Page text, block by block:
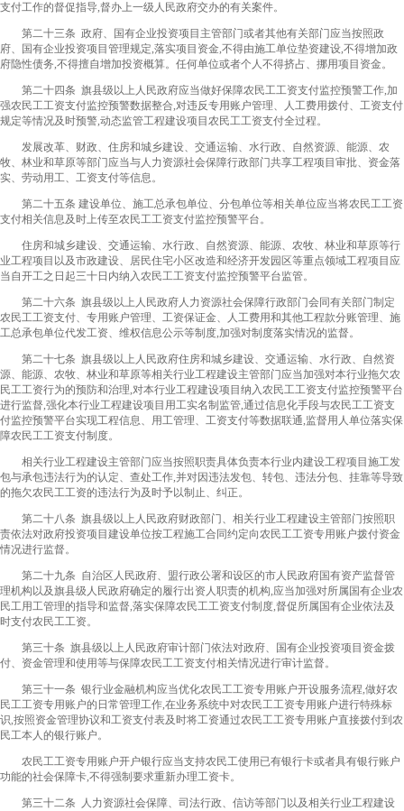
支付工作的督促指导,督办上一级人民政府交办的有关案件。
第二十三条 政府、国有企业投资项目主管部门或者其他有关部门应当按照政
府、国有企业投资项目管理规定,落实项目资金,不得由施工单位垫资建设,不得增加政
府隐性债务,不得擅自增加投资概算。任何单位或者个人不得挤占、挪用项目资金。
第二十四条 旗县级以上人民政府应当做好保障农民工工资支付监控预警工作,加
强农民工工资支付监控预警数据整合,对违反专用账户管理、人工费用拨付、工资支付
规定等情况及时预警,动态监管工程建设项目农民工工资支付全过程。
发展改革、财政、住房和城乡建设、交通运输、水行政、自然资源、能源、农
牧、林业和草原等部门应当与人力资源社会保障行政部门共享工程项目审批、资金落
实、劳动用工、工资支付等信息。
第二十五条 建设单位、施工总承包单位、分包单位等相关单位应当将农民工工资
支付相关信息及时上传至农民工工资支付监控预警平台。
住房和城乡建设、交通运输、水行政、自然资源、能源、农牧、林业和草原等行
业工程项目以及市政建设、居民住宅小区改造和经济开发园区等重点领域工程项目应
当自开工之日起三十日内纳入农民工工资支付监控预警平台监管。
第二十六条 旗县级以上人民政府人力资源社会保障行政部门会同有关部门制定
农民工工资支付、专用账户管理、工资保证金、人工费用和其他工程款分账管理、施
工总承包单位代发工资、维权信息公示等制度,加强对制度落实情况的监督。
第二十七条 旗县级以上人民政府住房和城乡建设、交通运输、水行政、自然资
源、能源、农牧、林业和草原等相关行业工程建设主管部门应当加强对本行业拖欠农
民工工资行为的预防和治理,对本行业工程建设项目纳入农民工工资支付监控预警平台
进行监督,强化本行业工程建设项目用工实名制监管,通过信息化手段与农民工工资支
付监控预警平台实现工程信息、用工管理、工资支付等数据联通,监督用人单位落实保
障农民工工资支付制度。
相关行业工程建设主管部门应当按照职责具体负责本行业内建设工程项目施工发
包与承包违法行为的认定、查处工作,并对因违法发包、转包、违法分包、挂靠等导致
的拖欠农民工工资的违法行为及时予以制止、纠正。
第二十八条 旗县级以上人民政府财政部门、相关行业工程建设主管部门按照职
责依法对政府投资项目建设单位按工程施工合同约定向农民工工资专用账户拨付资金
情况进行监督。
第二十九条 自治区人民政府、盟行政公署和设区的市人民政府国有资产监督管
理机构以及旗县级人民政府确定的履行出资人职责的机构,应当加强对所属国有企业农
民工用工管理的指导和监督,落实保障农民工工资支付制度,督促所属国有企业依法及
时支付农民工工资。
第三十条 旗县级以上人民政府审计部门依法对政府、国有企业投资项目资金拨
付、资金管理和使用等与保障农民工工资支付相关情况进行审计监督。
第三十一条 银行业金融机构应当优化农民工工资专用账户开设服务流程,做好农
民工工资专用账户的日常管理工作,在业务系统中对农民工工资专用账户进行特殊标
识,按照资金管理协议和工资支付表及时将工资通过农民工工资专用账户直接拨付到农
民工本人的银行账户。
农民工工资专用账户开户银行应当支持农民工使用已有银行卡或者具有银行账户
功能的社会保障卡,不得强制要求重新办理工资卡。
第三十二条 人力资源社会保障、司法行政、信访等部门以及相关行业工程建设